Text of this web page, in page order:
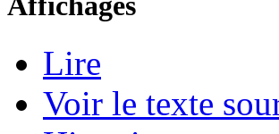
Lire
Voir le texte